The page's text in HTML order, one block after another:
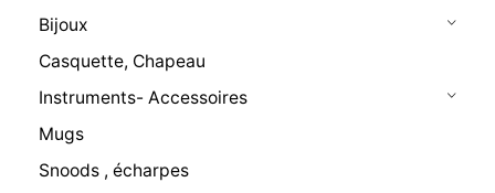
Bijoux
Casquette, Chapeau
Instruments- Accessoires
Mugs
Snoods , écharpes